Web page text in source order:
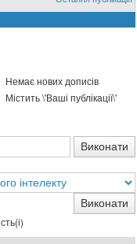
Немає нових дописів
Містить \'Ваші публікації\'